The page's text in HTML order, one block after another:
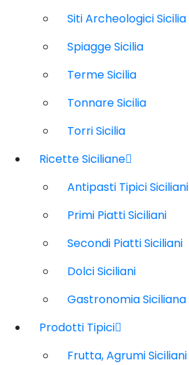
Siti Archeologici Sicilia
Spiagge Sicilia
Terme Sicilia
Tonnare Sicilia
Torri Sicilia
Ricette Siciliane
Antipasti Tipici Siciliani
Primi Piatti Siciliani
Secondi Piatti Siciliani
Dolci Siciliani
Gastronomia Siciliana
Prodotti Tipici
Frutta, Agrumi Siciliani